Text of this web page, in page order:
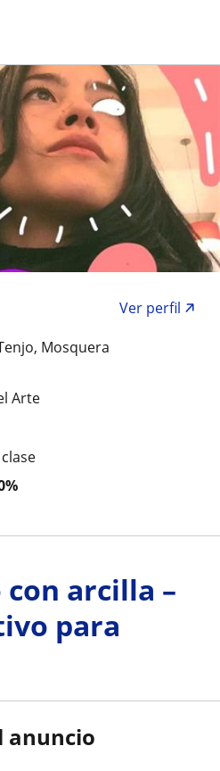
Ver perfil
Mosquera
Arte
arcilla –
para
anuncio